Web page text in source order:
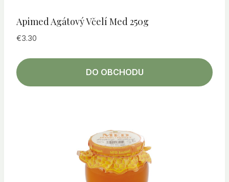
Apimed Agátový Včelí Med 250g
€3.30
DO OBCHODU